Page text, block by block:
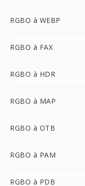
RGBO à WEBP
RGBO à FAX
RGBO à HDR
RGBO à MAP
RGBO à OTB
RGBO à PAM
RGBO à PDB